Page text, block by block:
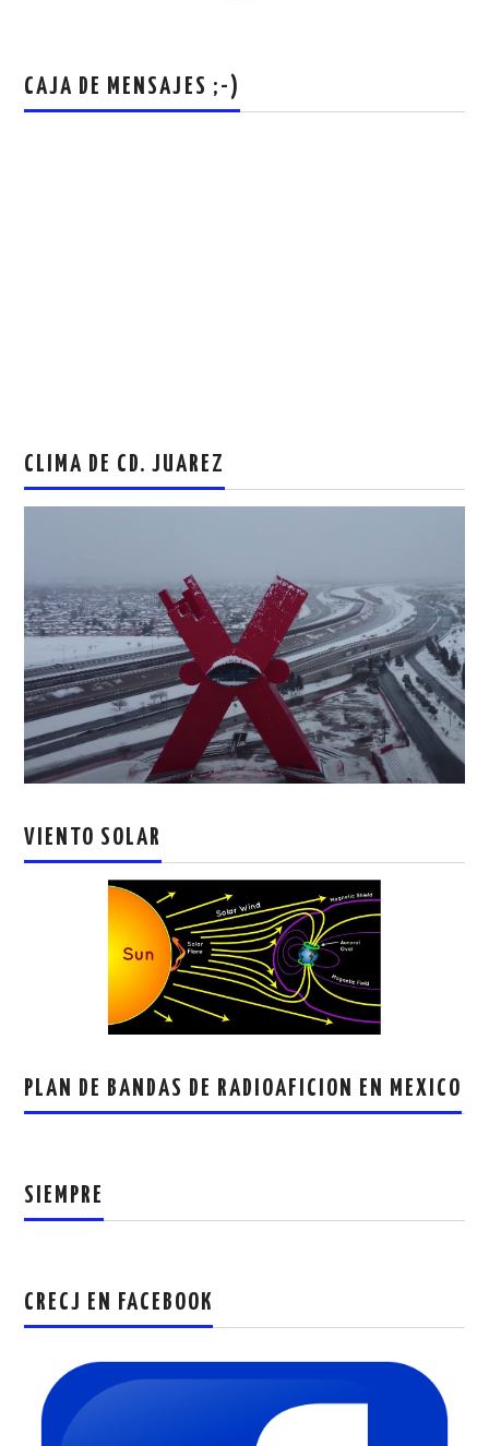
CAJA DE MENSAJES ;-)
CLIMA DE CD. JUAREZ
VIENTO SOLAR
PLAN DE BANDAS DE RADIOAFICION EN MEXICO
SIEMPRE
CRECJ EN FACEBOOK